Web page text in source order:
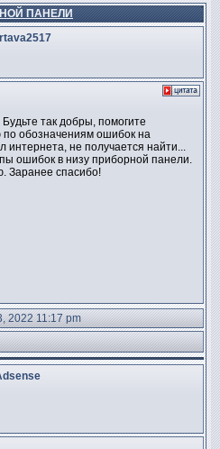
ПАНЕЛИ
так добры, помогите
обозначениям ошибок на
не получается найти...
ошибок в низу приборной панели.
Заранее спасибо!
2022 11:17 pm